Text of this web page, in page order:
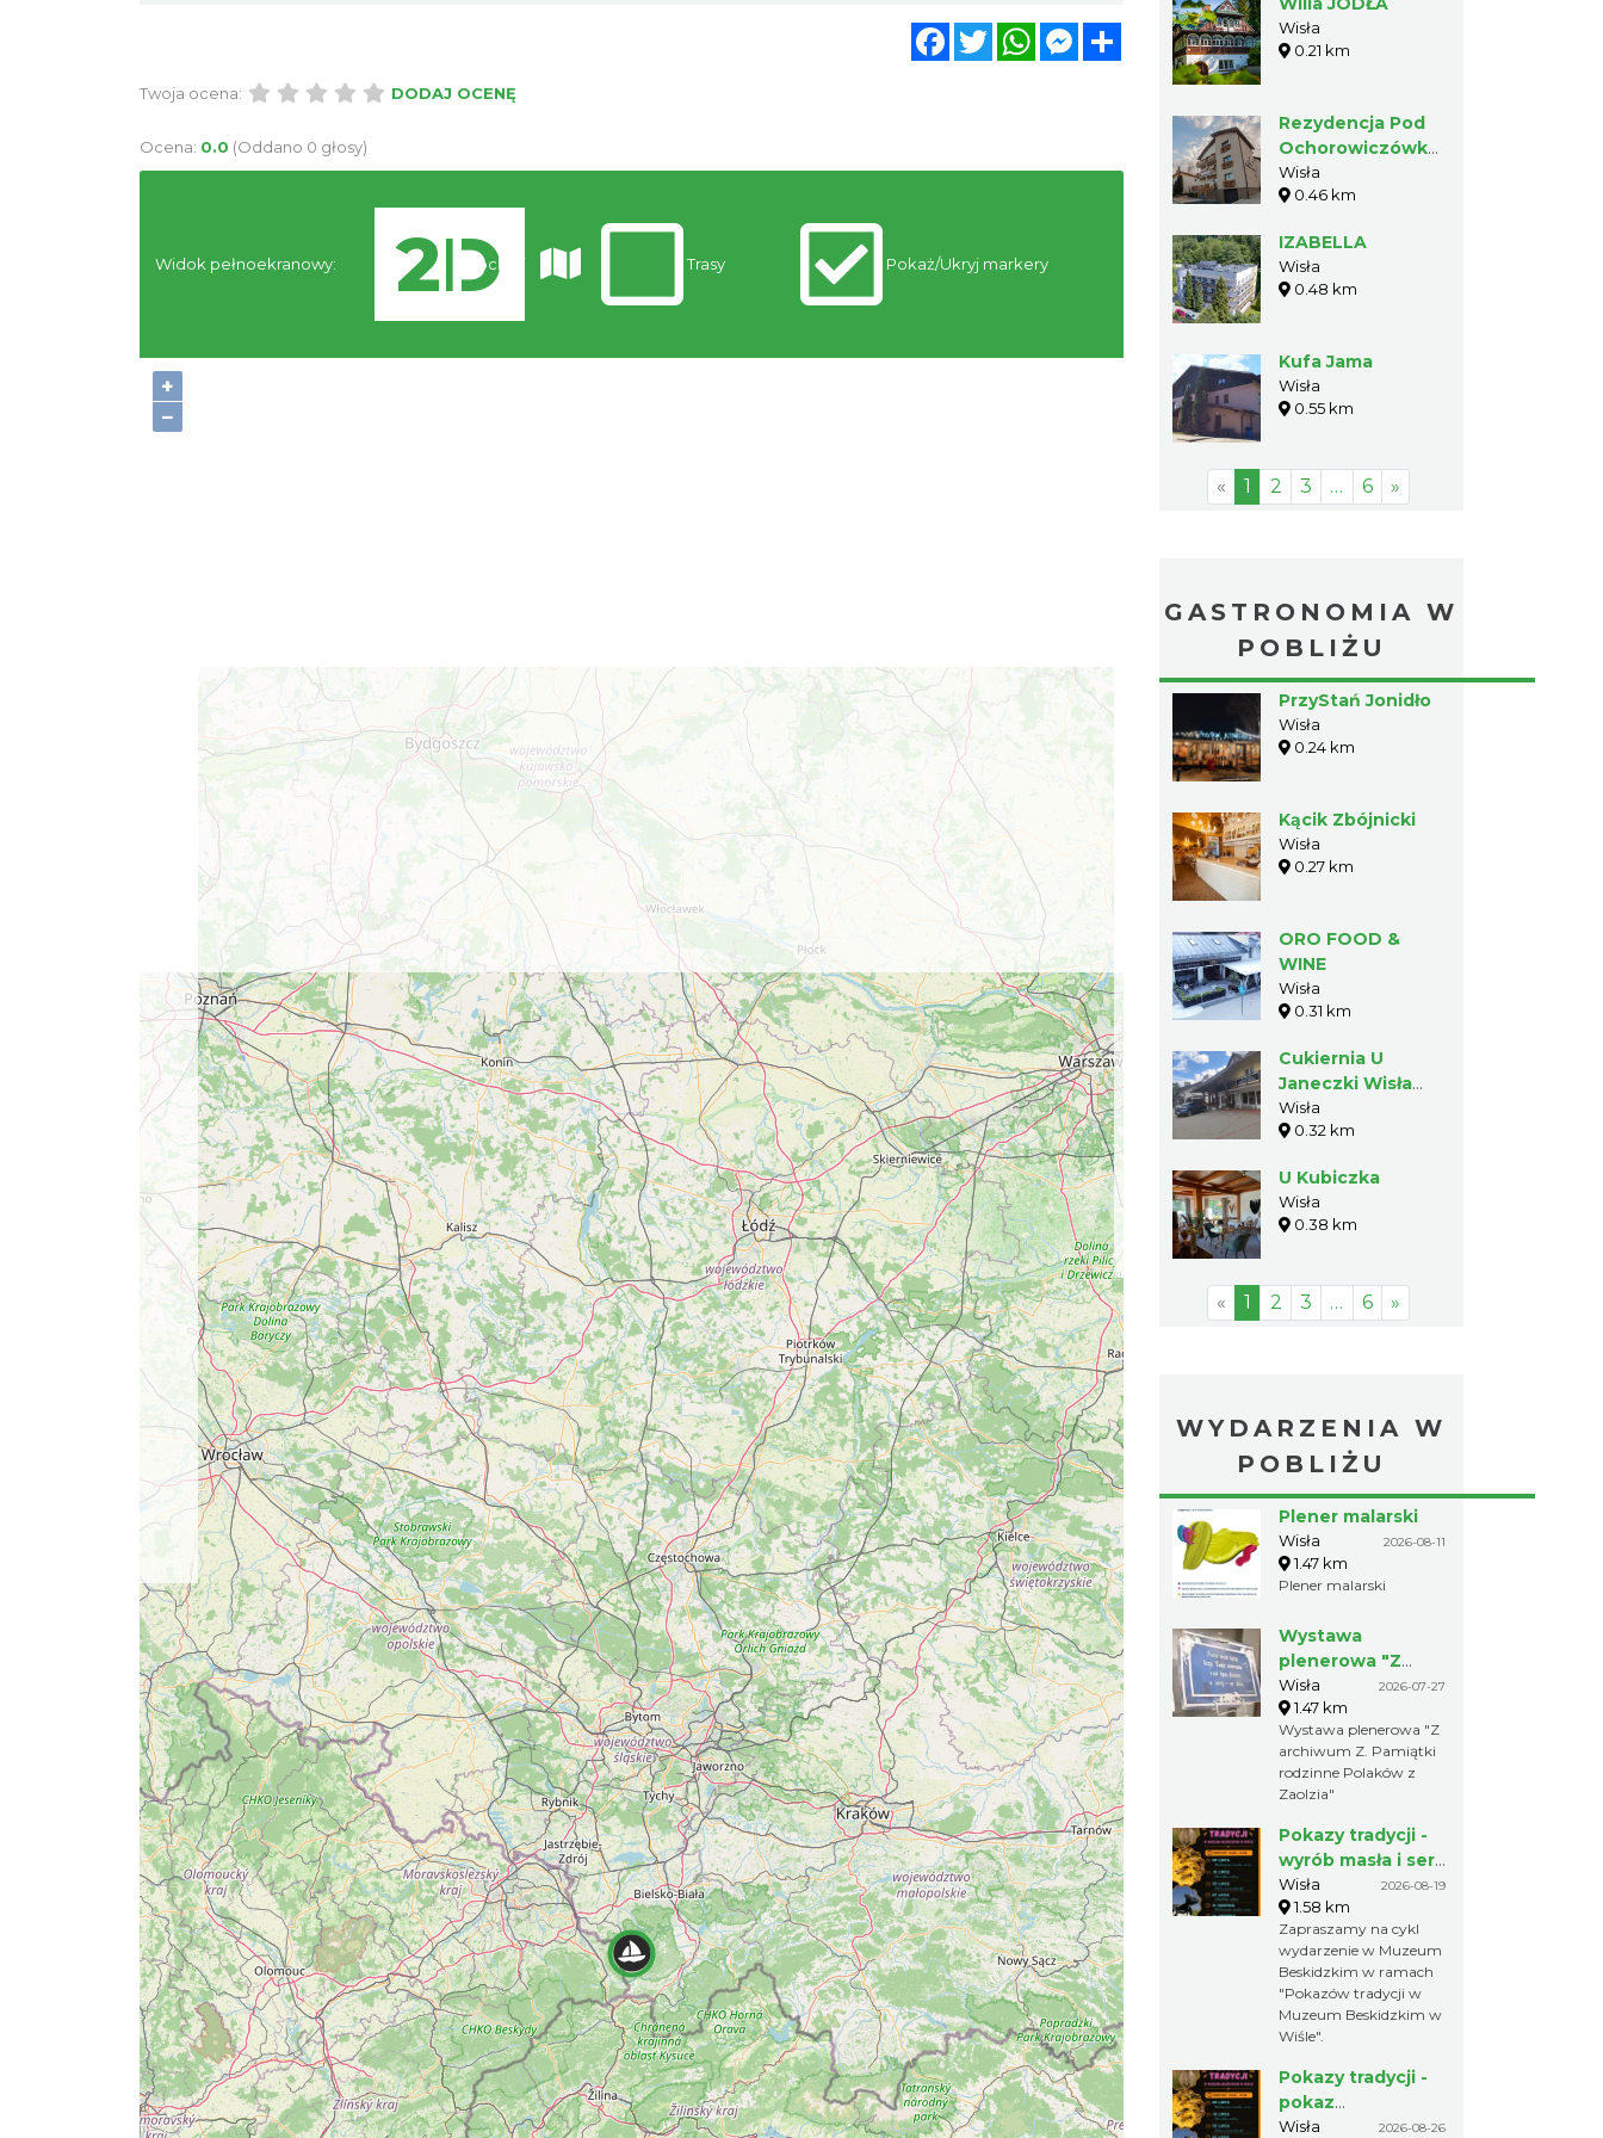
FacebookTwitterWhatsAppMessenger
Share
Twoja ocena: DODAJ OCENĘ
Ocena: 0.0 (Oddano 0 głosy)
+
−
Widok pełnoekranowy: Noclegi Trasy Pokaż/Ukryj markery
Wisła
0.21 km
Rezydencja Pod
Ochorowiczówką
B&B
Wisła
0.46 km
IZABELLA
Wisła
0.48 km
Kufa Jama
Wisła
0.55 km
« 1 2 3 … 6 »
GASTRONOMIA W
POBLIŻU
PrzyStań Jonidło
Wisła
0.24 km
Kącik Zbójnicki
Wisła
0.27 km
ORO FOOD &
WINE
Wisła
0.31 km
Cukiernia U
Janeczki Wisła
Oaza
Wisła
0.32 km
U Kubiczka
Wisła
0.38 km
« 1 2 3 … 6 »
WYDARZENIA W
POBLIŻU
Plener malarski
Wisła 2026-08-11
1.47 km
Plener malarski
Wystawa
plenerowa "Z
archiwum Z.
Pamiątki rodzinne
Polaków z
Zaolzia"
Wisła 2026-07-27
1.47 km
Wystawa plenerowa "Z
archiwum Z. Pamiątki
rodzinne Polaków z
Zaolzia"
Pokazy tradycji -
wyrób masła i sera
w Muzeum
Beskidzkim
Wisła 2026-08-19
1.58 km
Zapraszamy na cykl
wydarzenie w Muzeum
Beskidzkim w ramach
"Pokazów tradycji w
Muzeum Beskidzkim w
Wiśle".
Pokazy tradycji -
pokaz
pszczelarski w
Wisła 2026-08-26